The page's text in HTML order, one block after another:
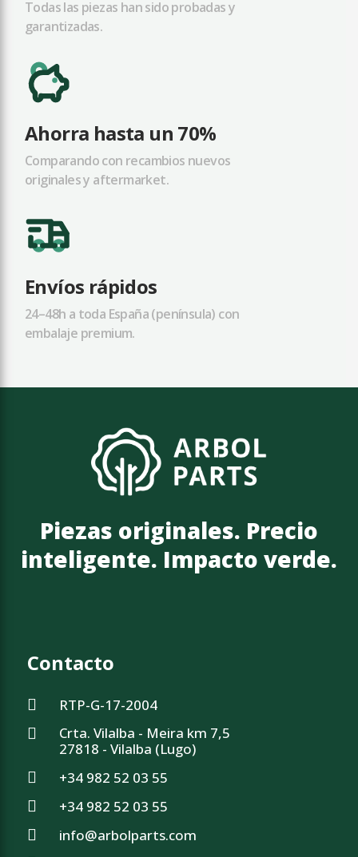
Todas las piezas han sido probadas y
garantizadas.
Ahorra hasta un 70%
Comparando con recambios nuevos
originales y aftermarket.
Envíos rápidos
24–48h a toda España (península) con
embalaje premium.
Piezas originales. Precio
inteligente. Impacto verde.
Contacto
RTP-G-17-2004
Crta. Vilalba - Meira km 7,5
27818 - Vilalba (Lugo)
+34 982 52 03 55
+34 982 52 03 55
info@arbolparts.com